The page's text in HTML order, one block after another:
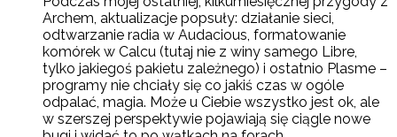
Archem, aktualizacje popsuły: działanie sieci,
odtwarzanie radia w Audacious, formatowanie
komórek w Calcu (tutaj nie z winy samego Libre,
tylko jakiegoś pakietu zależnego) i ostatnio Plasme –
programy nie chciały się co jakiś czas w ogóle
odpalać, magia. Może u Ciebie wszystko jest ok, ale
w szerszej perspektywie pojawiają się ciągle nowe